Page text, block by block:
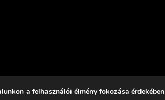
a felhasználói élmény fokozása érdekében